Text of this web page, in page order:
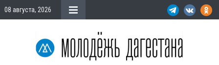
08 августа, 2026